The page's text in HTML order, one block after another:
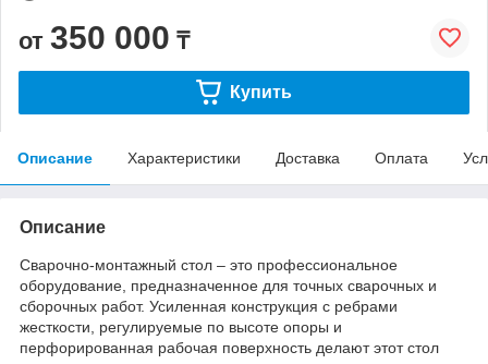
от 350 000 ₸
Купить
Описание Характеристики Доставка Оплата
Описание
Сварочно-монтажный стол – это профессиональное
оборудование, предназначенное для точных сварочных и
сборочных работ. Усиленная конструкция с ребрами
жесткости, регулируемые по высоте опоры и
перфорированная рабочая поверхность делают этот стол